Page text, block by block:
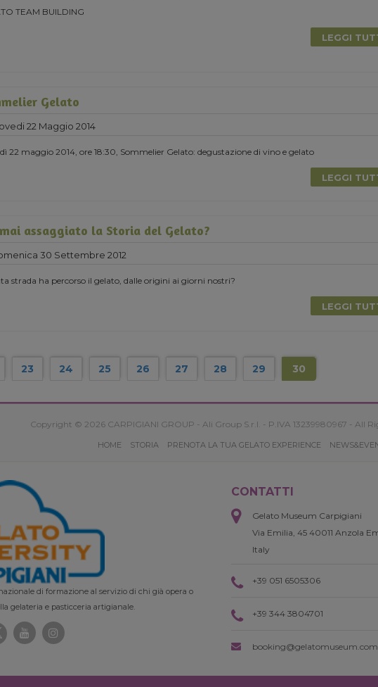
TEAM BUILDING
LEGGI
Gelato
22 Maggio 2014
22 maggio 2014, ore 18:30, Sommelier Gelato: degustazione di vino e gelato
LEGGI
assaggiato la Storia del Gelato?
30 Settembre 2012
strada ha percorso il gelato, dalle origini ai giorni nostri?
LEGGI
23 24 25 26 27 28 29 30
Copyright © 2026 CARPIGIANI GROUP - Ali Group S.r.l. - P.IVA 13239980967 - All
HOME STORIA PRENOTA LA TUA GELATO EXPERIENCE
di formazione al servizio di chi già opera o
gelateria e pasticceria artigianale.
CONTATTI
Gelato Museum Carpigiani
Via Emilia, 45 40011 Anzola
Italy
+39 051 6505306
+39 344 3804701
booking@gelatomuseum.com